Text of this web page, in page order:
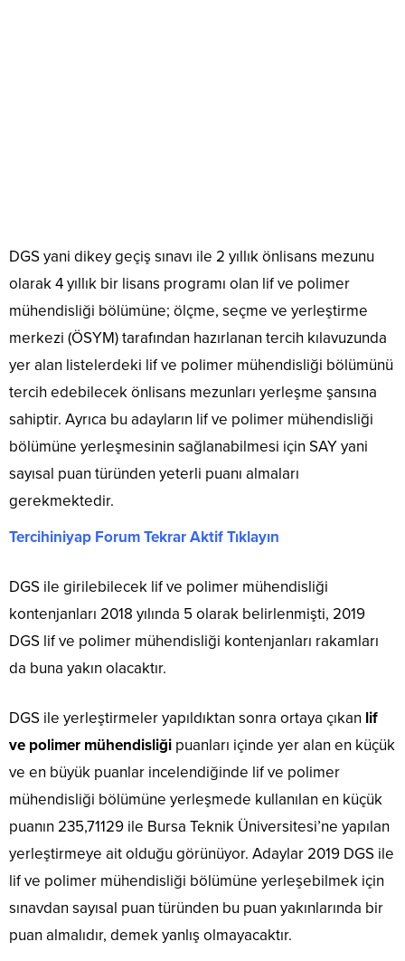
DGS yani dikey geçiş sınavı ile 2 yıllık önlisans mezunu
olarak 4 yıllık bir lisans programı olan lif ve polimer
mühendisliği bölümüne; ölçme, seçme ve yerleştirme
merkezi (ÖSYM) tarafından hazırlanan tercih kılavuzunda
yer alan listelerdeki lif ve polimer mühendisliği bölümünü
tercih edebilecek önlisans mezunları yerleşme şansına
sahiptir. Ayrıca bu adayların lif ve polimer mühendisliği
bölümüne yerleşmesinin sağlanabilmesi için SAY yani
sayısal puan türünden yeterli puanı almaları
gerekmektedir.
Tercihiniyap Forum Tekrar Aktif Tıklayın
DGS ile girilebilecek lif ve polimer mühendisliği
kontenjanları 2018 yılında 5 olarak belirlenmişti, 2019
DGS lif ve polimer mühendisliği kontenjanları rakamları
da buna yakın olacaktır.
DGS ile yerleştirmeler yapıldıktan sonra ortaya çıkan lif
ve polimer mühendisliği puanları içinde yer alan en küçük
ve en büyük puanlar incelendiğinde lif ve polimer
mühendisliği bölümüne yerleşmede kullanılan en küçük
puanın 235,71129 ile Bursa Teknik Üniversitesi’ne yapılan
yerleştirmeye ait olduğu görünüyor. Adaylar 2019 DGS ile
lif ve polimer mühendisliği bölümüne yerleşebilmek için
sınavdan sayısal puan türünden bu puan yakınlarında bir
puan almalıdır, demek yanlış olmayacaktır.